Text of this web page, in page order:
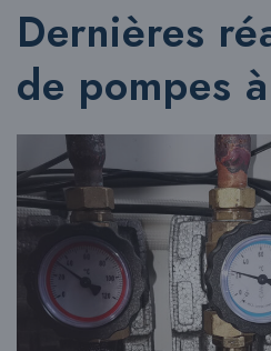
Dernières
de pompes